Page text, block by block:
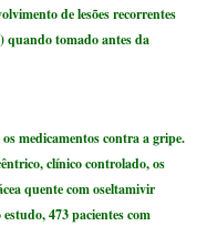
de lesões recorrentes
quando tomado antes da
medicamentos contra a gripe.
clínico controlado, os
quente com oseltamivir
473 pacientes com